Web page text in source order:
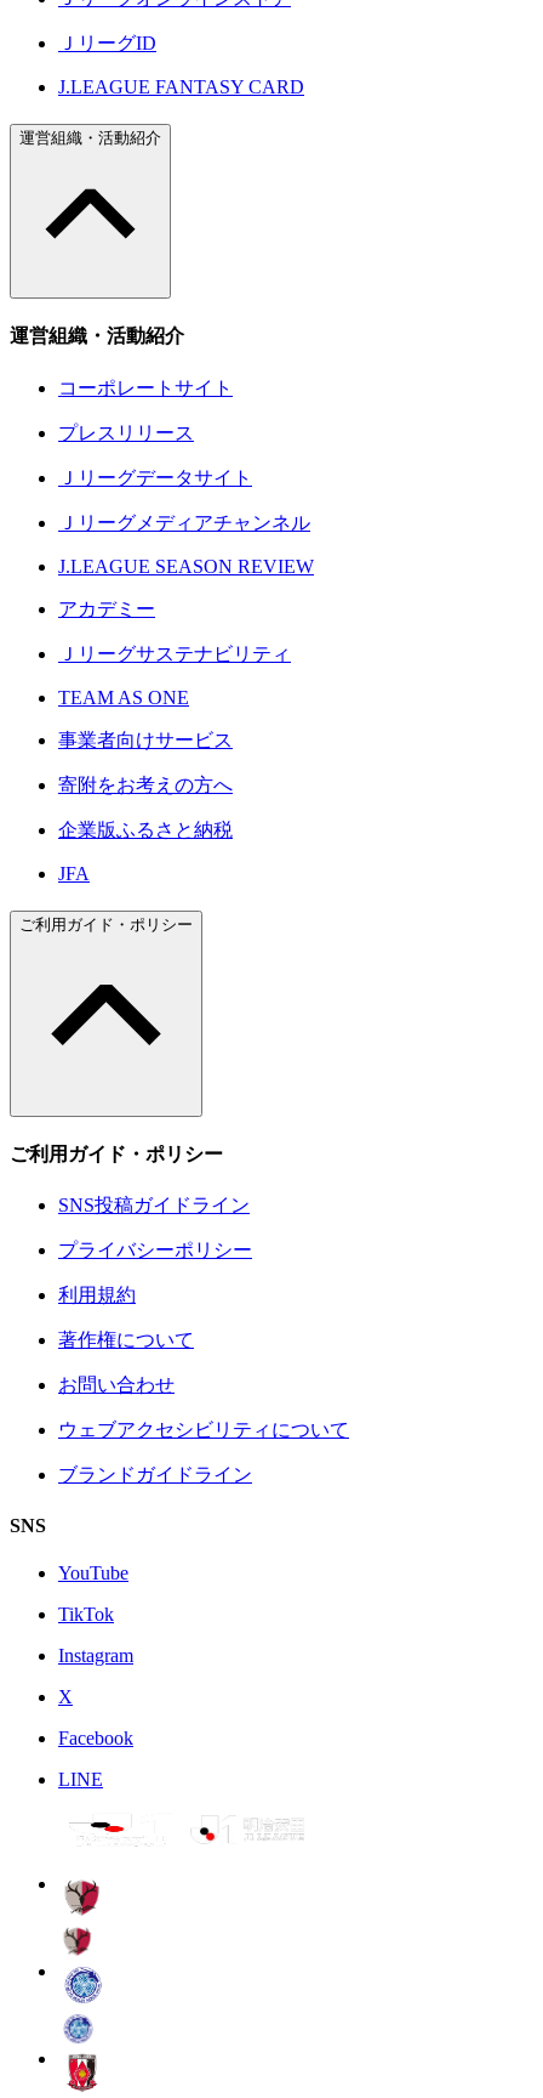
ＪリーグID
J.LEAGUE FANTASY CARD
運営組織・活動紹介
運営組織・活動紹介
コーポレートサイト
プレスリリース
Ｊリーグデータサイト
Ｊリーグメディアチャンネル
J.LEAGUE SEASON REVIEW
アカデミー
Ｊリーグサステナビリティ
TEAM AS ONE
事業者向けサービス
寄附をお考えの方へ
企業版ふるさと納税
JFA
ご利用ガイド・ポリシー
ご利用ガイド・ポリシー
SNS投稿ガイドライン
プライバシーポリシー
利用規約
著作権について
お問い合わせ
ウェブアクセシビリティについて
ブランドガイドライン
SNS
YouTube
TikTok
Instagram
X
Facebook
LINE